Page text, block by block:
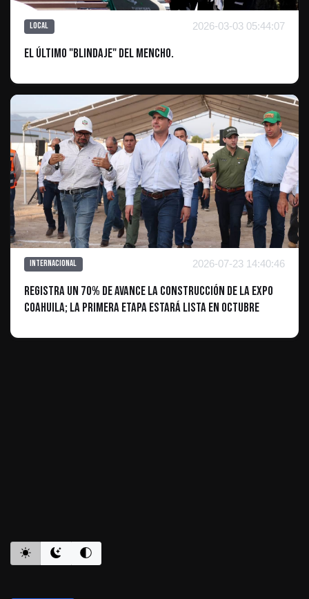
Local 2026-03-03 05:44:07
El último "blindaje" del Mencho.
Internacional 2026-07-23 14:40:46
Registra un 70% de avance la construcción de la Expo
Coahuila; la primera etapa estará lista en octubre